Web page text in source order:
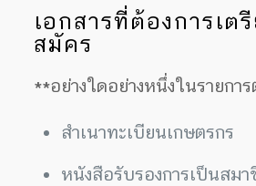
เอกสารที่ต้องการเต
สมัคร
**อย่างใดอย่างหนึ่งในรายกา
สำเนาทะเบียนเกษตรกร
หนังสือรับรองการเป็นสมา